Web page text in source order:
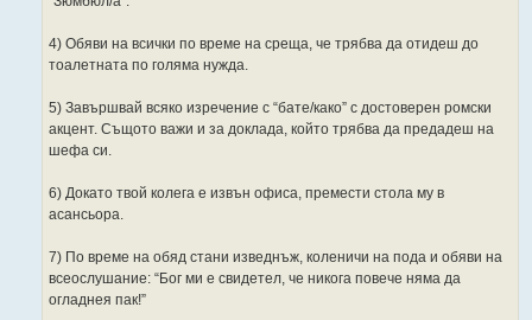
4) Обяви на всички по време на среща, че трябва да отидеш до
тоалетната по голяма нужда.
5) Завършвай всяко изречение с “бате/како” с достоверен ромски
акцент. Същото важи и за доклада, който трябва да предадеш на
шефа си.
6) Докато твой колега е извън офиса, премести стола му в
асансьора.
7) По време на обяд стани изведнъж, коленичи на пода и обяви на
всеослушание: “Бог ми е свидетел, че никога повече няма да
огладнея пак!”